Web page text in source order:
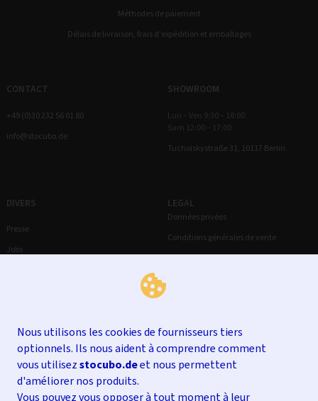
Nous utilisons les cookies de fournisseurs tiers
optionnels. Ils nous aident à comprendre comment
vous utilisezstocubo.deet nous permettent
d'améliorer nos produits.
Vous pouvez vous opposer à tout moment à leur
Méthodes de paiement
Délais de livraison, frais d'expédition et emballages
CONTACT
+49 (0)30 232 56 01 80
info@stocubo.de
SHOWROOM
Lun – Ven 9:30 – 18:00
Sam 12:00 – 17:00
Tucholskystraße 31, 10117 Berlin
DIVERS
Presse
Jobs
LEGAL
Données privées
Conditions générales de vente
Droit de rétractation